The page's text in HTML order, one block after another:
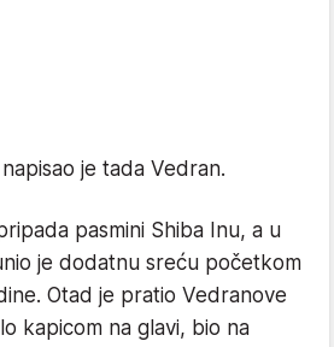
je tada Vedran.
pasmini Shiba Inu, a u
je dodatnu sreću početkom
Otad je pratio Vedranove
kapicom na glavi, bio na